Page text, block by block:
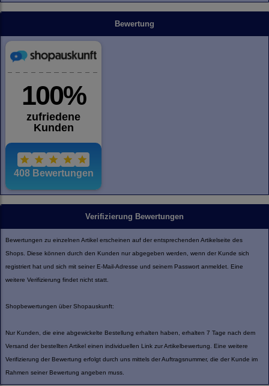
Bewertung
Verifizierung Bewertungen
Bewertungen zu einzelnen Artikel erscheinen auf der entsprechenden Artikelseite des
Shops. Diese können durch den Kunden nur abgegeben werden, wenn der Kunde sich
registriert hat und sich mit seiner E-Mail-Adresse und seinem Passwort anmeldet. Eine
weitere Verifizierung findet nicht statt.
Shopbewertungen über Shopauskunft:
Nur Kunden, die eine abgewickelte Bestellung erhalten haben, erhalten 7 Tage nach dem
Versand der bestellten Artikel einen individuellen Link zur Artikelbewertung. Eine weitere
Verifizierung der Bewertung erfolgt durch uns mittels der Auftragsnummer, die der Kunde im
Rahmen seiner Bewertung angeben muss.